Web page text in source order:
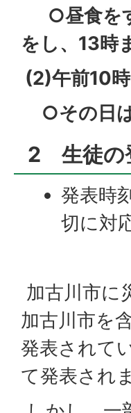
○昼食を
をし、13時
(2)午前10
○その日は
2 生徒の
発表時
切に対
加古川市に
加古川市を
発表されて
て発表され